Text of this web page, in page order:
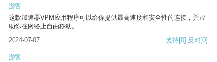
游客
这款加速器VPM应用程序可以给你提供最高速度和安全性的连接，并帮
助你在网络上自由移动。
2024-07-07
支持[0] 反对[0]
游客